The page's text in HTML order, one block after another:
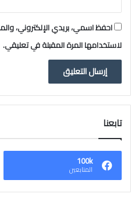
احفظ اسمي، بريدي الإلكتروني،
لاستخدامها المرة المقبلة في تعليقي.
تابعنا
100k
المتابعين